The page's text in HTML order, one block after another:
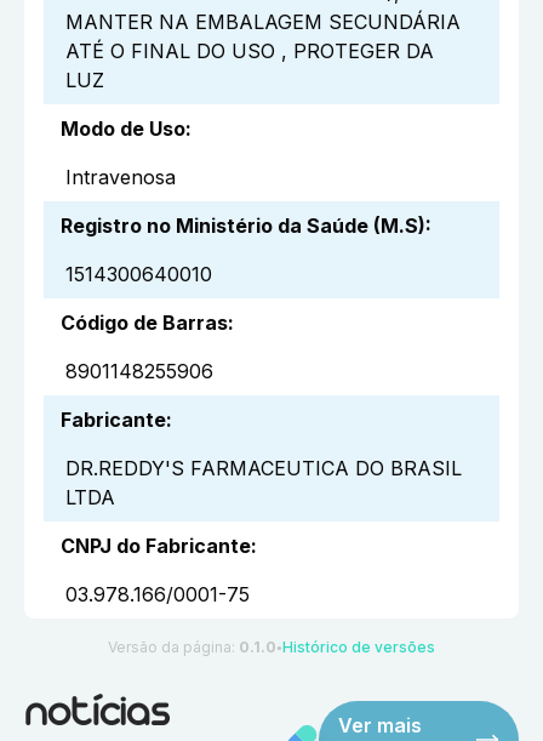
MANTER NA EMBALAGEM SECUNDÁRIA
ATÉ O FINAL DO USO , PROTEGER DA
LUZ
Modo de Uso:
Intravenosa
Registro no Ministério da Saúde (M.S):
1514300640010
Código de Barras:
8901148255906
Fabricante:
DR.REDDY'S FARMACEUTICA DO BRASIL
LTDA
CNPJ do Fabricante:
03.978.166/0001-75
Versão da página: 0.1.0 ●Histórico de versões
notícias
Ver mais